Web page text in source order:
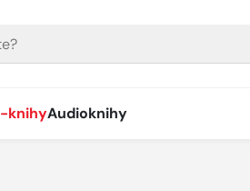
knihyAudioknihy